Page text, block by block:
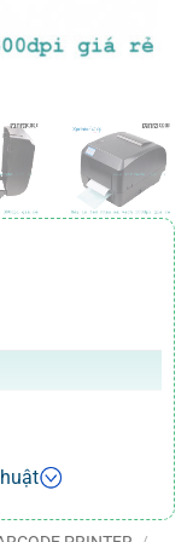
đa của nhãn in